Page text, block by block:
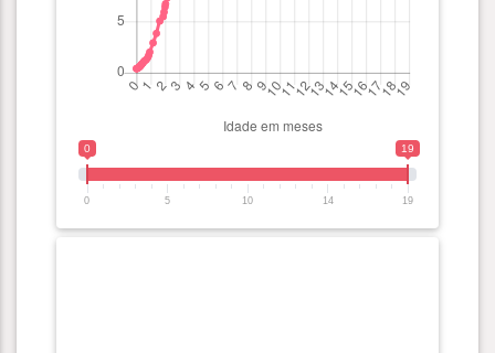
0 19
0 5 10 14 19